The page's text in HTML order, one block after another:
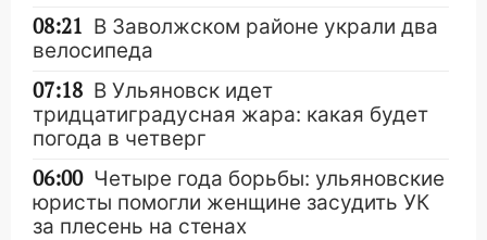
08:21 В Заволжском районе украли два
велосипеда
07:18 В Ульяновск идет
тридцатиградусная жара: какая будет
погода в четверг
06:00 Четыре года борьбы: ульяновские
юристы помогли женщине засудить УК
за плесень на стенах